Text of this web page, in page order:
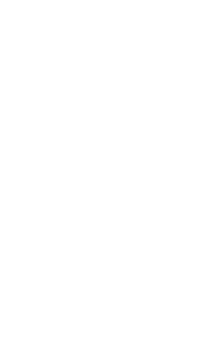
の挨拶とGAN-
ッセージも紹介さ
とキューバの修了
る研究活動状況を